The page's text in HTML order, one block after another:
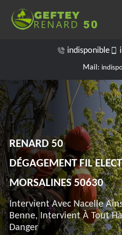
indisponible
Mail:
RENARD 50
DÉGAGEMENT FIL
MORSALINES 50630
Intervient Avec Nacelle
Benne, Intervient À Tout
Danger